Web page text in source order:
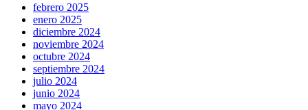
febrero 2025
enero 2025
diciembre 2024
noviembre 2024
octubre 2024
septiembre 2024
julio 2024
junio 2024
mayo 2024